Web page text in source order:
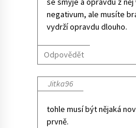
negativum, ale musíte
vydrží opravdu dlouho.
Odpovědět
Jitka96
tohle musí být nějaká
prvně.